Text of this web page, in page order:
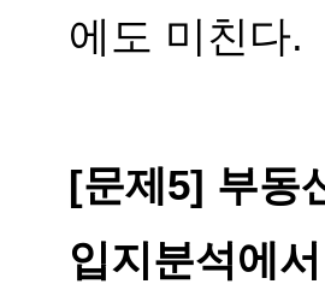
에도 미친다.
[문제 5] 부동
입지분석에